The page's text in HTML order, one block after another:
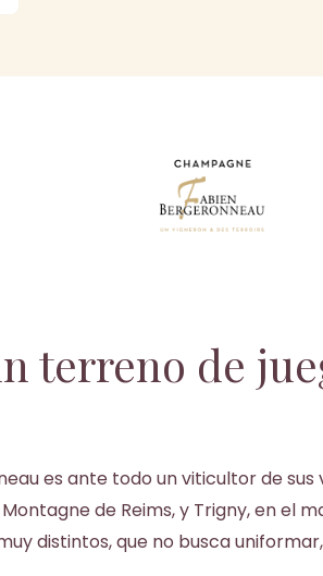
terreno de
es ante todo un viticultor de
de Reims, y Trigny, en el
distintos, que no busca